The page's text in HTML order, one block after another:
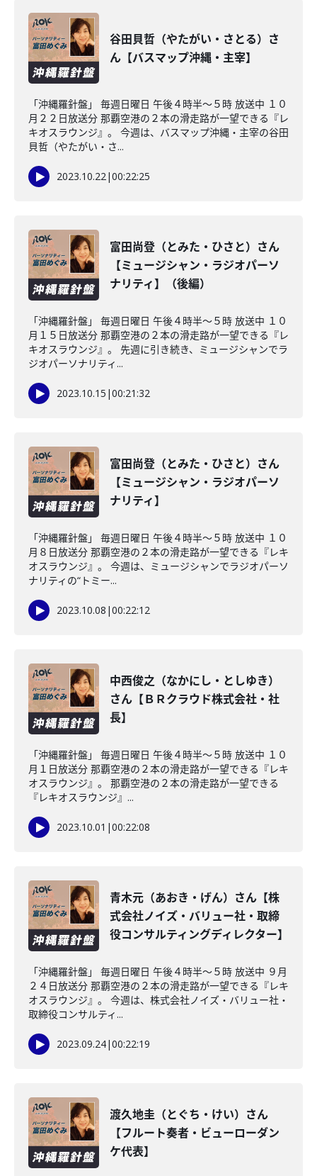
谷田貝哲（やたがい・さとる）さ
ん【バスマップ沖縄・主宰】
「沖縄羅針盤」 毎週日曜日 午後４時半～５時 放送中 １０
月２２日放送分 那覇空港の２本の滑走路が一望できる『レ
キオスラウンジ』。 今週は、バスマップ沖縄・主宰の谷田
貝哲（やたがい・さ...
2023.10.22|00:22:25
富田尚登（とみた・ひさと）さん
【ミュージシャン・ラジオパーソ
ナリティ】（後編）
「沖縄羅針盤」 毎週日曜日 午後４時半～５時 放送中 １０
月１５日放送分 那覇空港の２本の滑走路が一望できる『レ
キオスラウンジ』。 先週に引き続き、ミュージシャンでラ
ジオパーソナリティ...
2023.10.15 |00:21:32
富田尚登（とみた・ひさと）さん
【ミュージシャン・ラジオパーソ
ナリティ】
「沖縄羅針盤」 毎週日曜日 午後４時半～５時 放送中 １０
月８日放送分 那覇空港の２本の滑走路が一望できる『レキ
オスラウンジ』。 今週は、ミュージシャンでラジオパーソ
ナリティの“トミー...
2023.10.08 |00:22:12
中西俊之（なかにし・としゆき）
さん【ＢＲクラウド株式会社・社
長】
「沖縄羅針盤」 毎週日曜日 午後４時半～５時 放送中 １０
月１日放送分 那覇空港の２本の滑走路が一望できる『レキ
オスラウンジ』。 那覇空港の２本の滑走路が一望できる
『レキオスラウンジ』...
2023.10.01 |00:22:08
青木元（あおき・げん）さん【株
式会社ノイズ・バリュー社・取締
役コンサルティングディレクター】
「沖縄羅針盤」 毎週日曜日 午後４時半～５時 放送中 ９月
２４日放送分 那覇空港の２本の滑走路が一望できる『レキ
オスラウンジ』。 今週は、株式会社ノイズ・バリュー社・
取締役コンサルティ...
2023.09.24|00:22:19
渡久地圭（とぐち・けい）さん
【フルート奏者・ビューローダン
ケ代表】